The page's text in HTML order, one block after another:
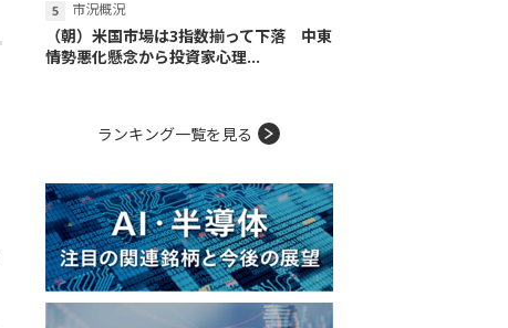
市況概況
（朝）米国市場は3指数揃って下落 中東
情勢悪化懸念から投資家心理...
ランキング一覧を見る